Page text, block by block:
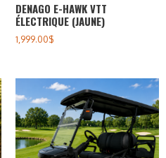
DENAGO E-HAWK VTT
ÉLECTRIQUE (JAUNE)
1,999.00$